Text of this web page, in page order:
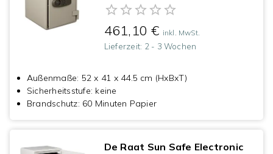
461,10 € inkl. MwSt.
Lieferzeit: 2 - 3 Wochen
Außenmaße: 52 x 41 x 44.5 cm (HxBxT)
Sicherheitsstufe: keine
Brandschutz: 60 Minuten Papier
De Raat Sun Safe Electronic